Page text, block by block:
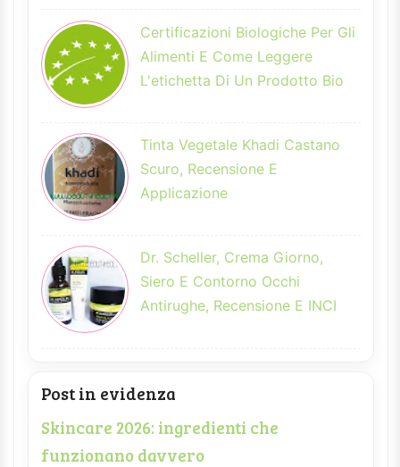
Certificazioni Biologiche Per Gli
Alimenti E Come Leggere
L'etichetta Di Un Prodotto Bio
Tinta Vegetale Khadi Castano
Scuro, Recensione E
Applicazione
Dr. Scheller, Crema Giorno,
Siero E Contorno Occhi
Antirughe, Recensione E INCI
Post in evidenza
Skincare 2026: ingredienti che
funzionano davvero